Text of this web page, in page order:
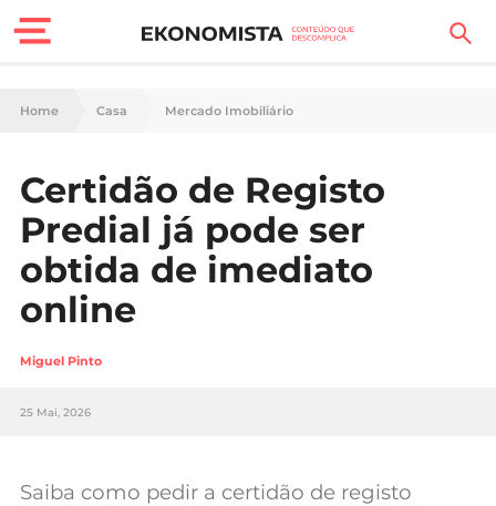
Finanças Pessoais
Carreira
Casa
Lifestyle
Sociedade
Tecnologia
Negócios
Home Casa Mercado Imobiliário
Certidão de Registo
Predial já pode ser
obtida de imediato
online
Miguel Pinto
25 Mai, 2026
Saiba como pedir a certidão de registo